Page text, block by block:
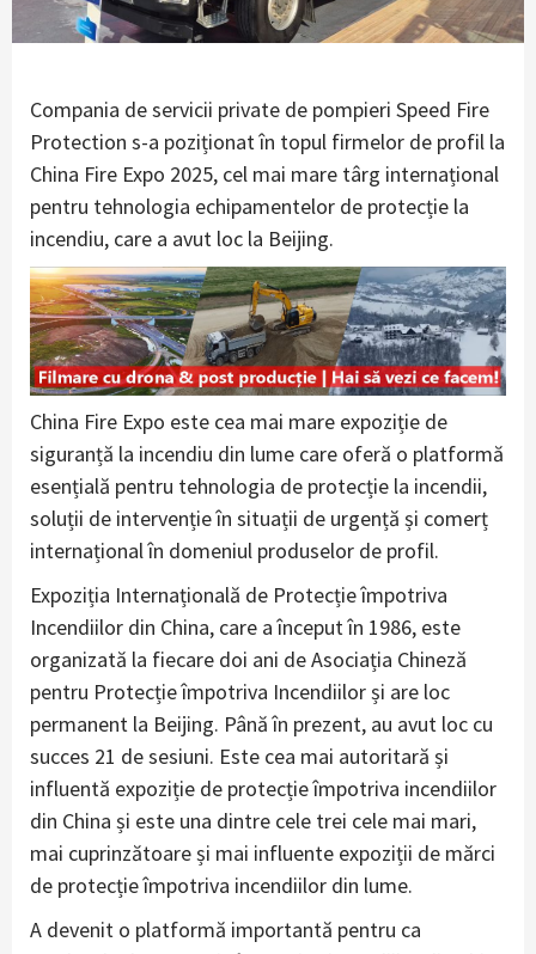
Compania de servicii private de pompieri Speed Fire
Protection s-a poziționat în topul firmelor de profil la
China Fire Expo 2025, cel mai mare târg internațional
pentru tehnologia echipamentelor de protecție la
incendiu, care a avut loc la Beijing.
China Fire Expo este cea mai mare expoziție de
siguranță la incendiu din lume care oferă o platformă
esențială pentru tehnologia de protecție la incendii,
soluții de intervenție în situații de urgență și comerț
internațional în domeniul produselor de profil.
Expoziția Internațională de Protecție împotriva
Incendiilor din China, care a început în 1986, este
organizată la fiecare doi ani de Asociația Chineză
pentru Protecție împotriva Incendiilor și are loc
permanent la Beijing. Până în prezent, au avut loc cu
succes 21 de sesiuni. Este cea mai autoritară și
influentă expoziție de protecție împotriva incendiilor
din China și este una dintre cele trei cele mai mari,
mai cuprinzătoare și mai influente expoziții de mărci
de protecție împotriva incendiilor din lume.
A devenit o platformă importantă pentru ca